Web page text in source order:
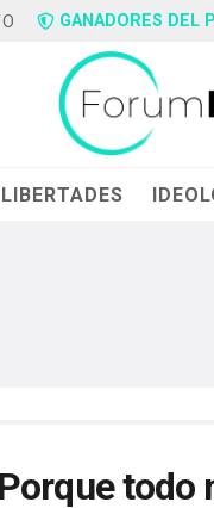
GANADORES DEL
LIBERTADES
todo